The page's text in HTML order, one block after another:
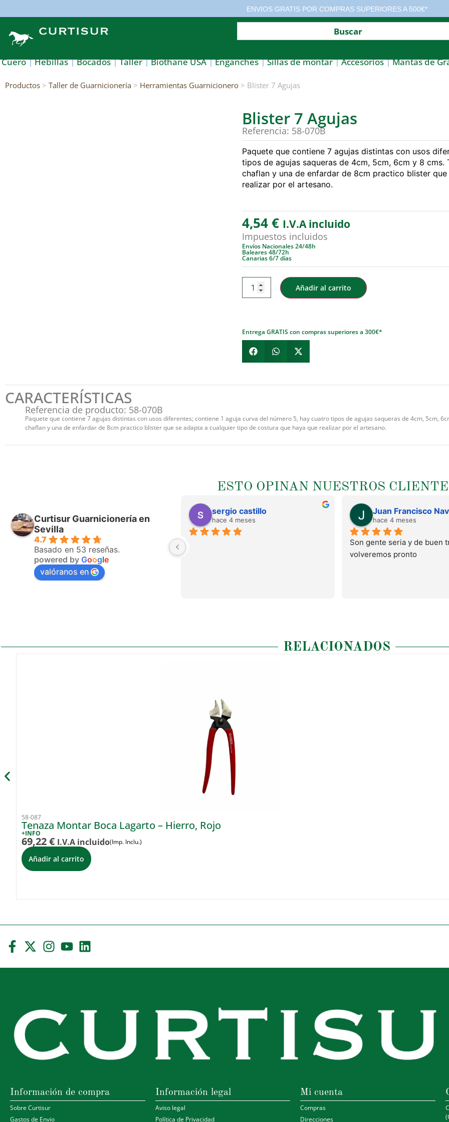
ENVIOS GRATIS POR COMPRAS SUPERIORES A 500€*
Cuero Hebillas Bocados Taller Biothane USA Enganches Sillas de montar Accesorios Mantas de
Productos > Taller de Guarnicionería > Herramientas Guarnicionero > Blister 7 Agujas
Blister 7 Agujas
Referencia: 58-070B
Paquete que contiene 7 agujas distintas con usos
tipos de agujas saqueras de 4cm, 5cm, 6cm y 8
chaflan y una de enfardar de 8cm practico blister
realizar por el artesano.
4,54€ I.V.A incluido
Impuestos incluidos
Envíos Nacionales 24/48h
Baleares 48/72h
Canarias 6/7 días
Añadir al carrito
Entrega GRATIS con compras superiores a 300€*
CARACTERÍSTICAS
Referencia de producto: 58-070B
Paquete que contiene 7 agujas distintas con usos diferentes; contiene 1 aguja curva del número 5, hay cuatro tipos de agujas saqueras de 4cm, 5cm,
chaflan y una de enfardar de 8cm practico blister que se adapta a cualquier tipo de costura que haya que realizar por el artesano.
ESTO OPINAN NUESTROS
Curtisur Guarnicionería en
Sevilla
4.7
Basado en 53 reseñas.
powered by Google
valóranos en
sergio castillo
hace 4 meses hace 4 meses
Son gente seria y de buen
volveremos pronto
RELACIONADOS
58-087
Tenaza Montar Boca Lagarto – Hierro, Rojo
+INFO
69,22€ I.V.A incluido(Imp. Inclu.)
Añadir al carrito
Información de compra
Sobre Curtisur
Gastos de Envio
Información legal
Aviso legal
Política de Privacidad
Mi cuenta
Compras
Direcciones